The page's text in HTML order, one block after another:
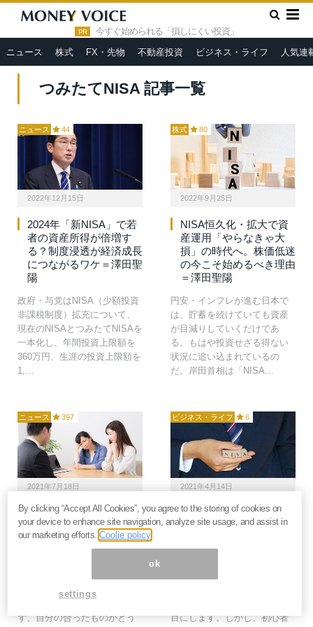
PR 今すぐ始められる「損しにくい投資」
ニュース 株式 FX・先物 不動産投資 ビジネス・ライフ 人気連
HOME » つみたてNISA
つみたてNISA 記事一覧
ニュース 44
2022年12月15日
2024年「新NISA」で若
者の資産所得が倍増す
る？制度浸透が経済成長
につながるワケ＝澤田聖
陽
政府・与党はNISA（少額投資
非課税制度）拡充について、
現在のNISAとつみたてNISAを
一本化し、年間投資上限額を
360万円、生涯の投資上限額を
1,…
株式 80
2022年9月25日
NISA恒久化・拡大で資
産運用「やらなきゃ大
損」の時代へ。株価低迷
の今こそ始めるべき理由
＝澤田聖陽
円安・インフレが進む日本で
は、貯蓄を続けていても資産
が目減りしていくだけであ
る。もはや投資せざる得ない
状況に追い込まれているの
だ。岸田首相は「NISA…
ニュース 397
2021年7月18日
国が勧める「NISA」の
真実。非課税にしてまで
政府が手に入れたいもの
お得なのでしょうか？“国のお
ず、自分の合ったものがどう
ビジネス・ライフ 6
2021年4月14日
本当は怖い「つみたて
NISA」、投資ビギナー
穴とは？＝川畑明美
目にします。しかし、初心者
By clicking “Accept All Cookies”, you agree to the storing of cookies on
your device to enhance site navigation, analyze site usage, and assist in
our marketing efforts.Coolie policy
ok
settings